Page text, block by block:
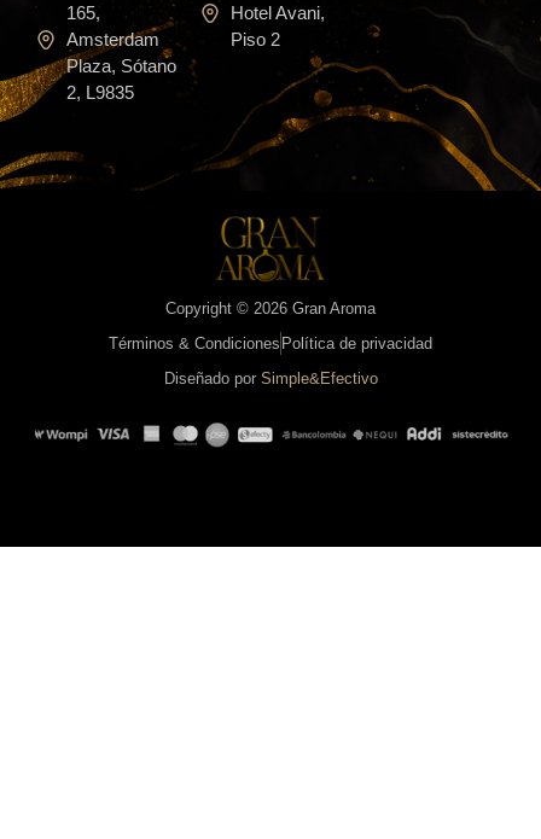
165,
Amsterdam
Plaza, Sótano
2, L9835
Hotel Avani,
Piso 2
Copyright © 2026 Gran Aroma
Términos & Condiciones Política de privacidad
Diseñado por Simple&Efectivo